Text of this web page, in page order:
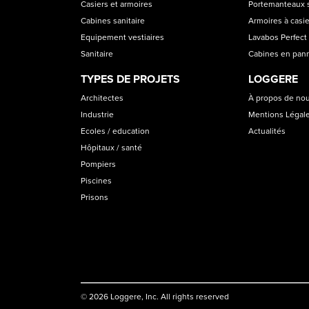
CATEGORIES
Casiers et armoires
Cabines sanitaire
Equipement vestiaires
Sanitaire
TYPES DE PROJETS
Architectes
Industrie
Ecoles / education
Hôpitaux / santé
Pompiers
Piscines
Prisons
Portemanteaux
Armoires à
Lavabos Perfect
Cabines en
LOGGERE
À propos de
Mentions
Actualités
© 2026 Loggere, Inc. All rights reserved